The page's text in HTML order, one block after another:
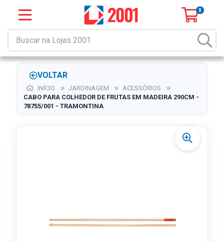
0
VOLTAR
INÍCIO JARDINAGEM
ACESSÓRIOS
CABO PARA COLHEDOR DE FRUTAS EM MADEIRA 290CM -
78755/001 - TRAMONTINA